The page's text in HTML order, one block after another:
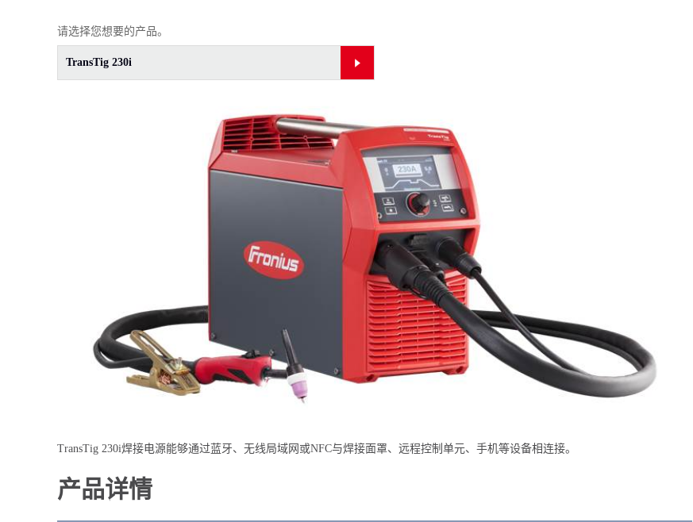
请选择您想要的产品。
TransTig 230i焊接电源能够通过蓝牙、无线局域网或NFC与焊接面罩、远程控制单元、手机等设备相连接。
产品详情